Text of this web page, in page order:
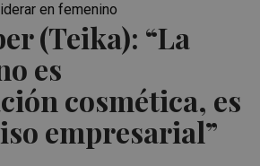
(Teika): “La
es
cosmética, es
empresarial”
en femenino